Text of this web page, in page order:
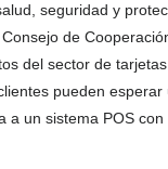
seguridad y
de
del sector de
pueden
a un sistema POS